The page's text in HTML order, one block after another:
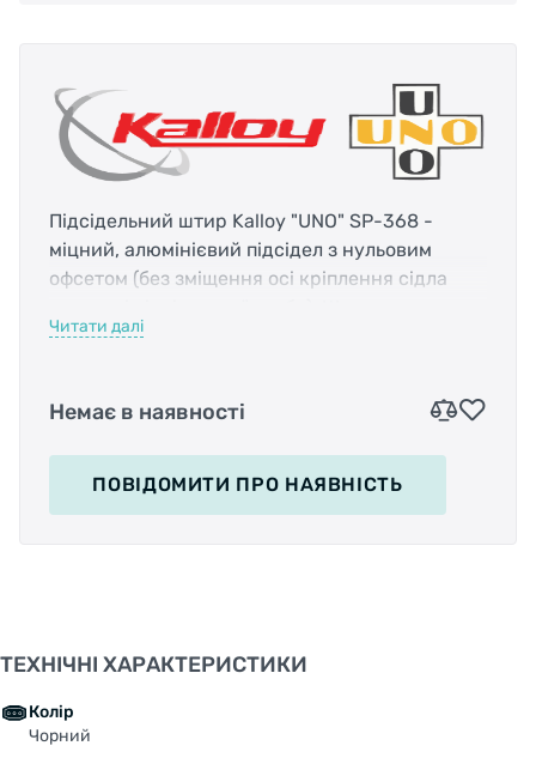
Підсідельний штир Kalloy "UNO" SP-368 -
міцний, алюмінієвий підсідел з нульовим
офсетом (без зміщення осі кріплення сідла
двоболтовому кріплення.
положення сідла "вперед-назад" по рейках
сідіння. Якісний алюміній, вироблений в
Тайвані.
Матеріал:
Читати далі
Немає в наявності
ПОВІДОМИТИ ПРО НАЯВНІСТЬ
ТЕХНІЧНІ ХАРАКТЕРИСТИКИ
Колір
Чорний